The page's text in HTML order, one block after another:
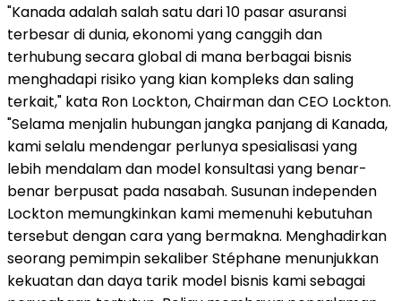
"Kanada adalah salah satu dari 10 pasar asuransi
terbesar di dunia, ekonomi yang canggih dan
terhubung secara global di mana berbagai bisnis
menghadapi risiko yang kian kompleks dan saling
terkait," kata Ron Lockton, Chairman dan CEO Lockton.
"Selama menjalin hubungan jangka panjang di Kanada,
kami selalu mendengar perlunya spesialisasi yang
lebih mendalam dan model konsultasi yang benar-
benar berpusat pada nasabah. Susunan independen
Lockton memungkinkan kami memenuhi kebutuhan
tersebut dengan cara yang bermakna. Menghadirkan
seorang pemimpin sekaliber Stéphane menunjukkan
kekuatan dan daya tarik model bisnis kami sebagai